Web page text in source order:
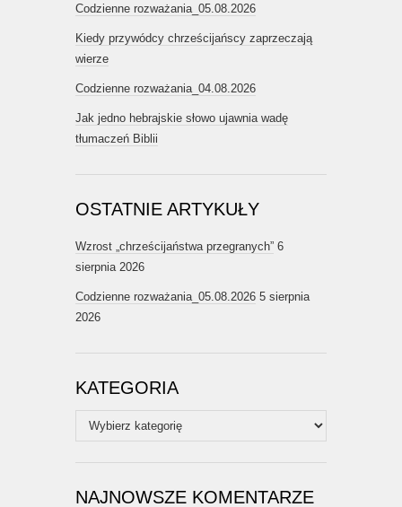
Codzienne rozważania_05.08.2026
Kiedy przywódcy chrześcijańscy zaprzeczają
wierze
Codzienne rozważania_04.08.2026
Jak jedno hebrajskie słowo ujawnia wadę
tłumaczeń Biblii
OSTATNIE ARTYKUŁY
Wzrost „chrześcijaństwa przegranych” 6
sierpnia 2026
Codzienne rozważania_05.08.2026 5 sierpnia
2026
KATEGORIA
Kategoria
NAJNOWSZE KOMENTARZE